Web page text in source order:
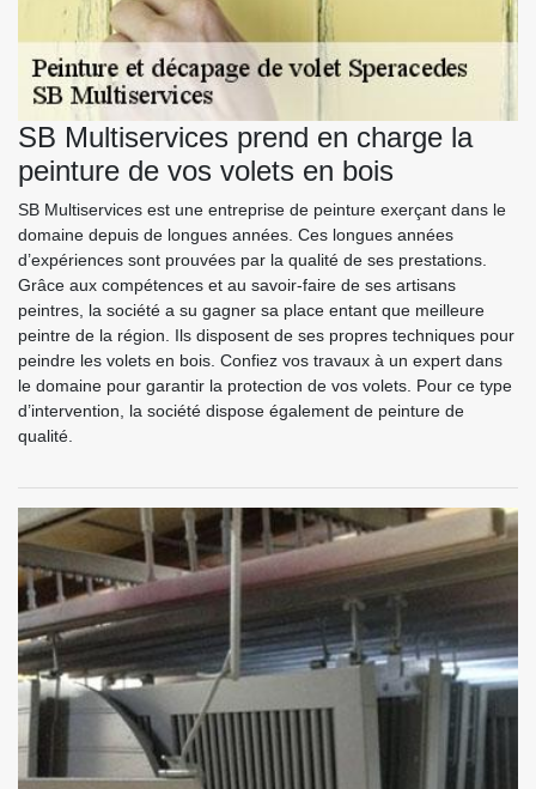
SB Multiservices prend en charge la
peinture de vos volets en bois
SB Multiservices est une entreprise de peinture exerçant dans le
domaine depuis de longues années. Ces longues années
d’expériences sont prouvées par la qualité de ses prestations.
Grâce aux compétences et au savoir-faire de ses artisans
peintres, la société a su gagner sa place entant que meilleure
peintre de la région. Ils disposent de ses propres techniques pour
peindre les volets en bois. Confiez vos travaux à un expert dans
le domaine pour garantir la protection de vos volets. Pour ce type
d’intervention, la société dispose également de peinture de
qualité.